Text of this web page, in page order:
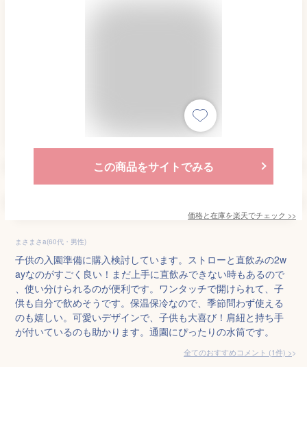
この商品をサイトでみる
価格と在庫を楽天でチェック >>
まさまさa(60代・男性)
子供の入園準備に購入検討しています。ストローと直飲みの2w
ayなのがすごく良い！まだ上手に直飲みできない時もあるので
、使い分けられるのが便利です。ワンタッチで開けられて、子
供も自分で飲めそうです。保温保冷なので、季節問わず使える
のも嬉しい。可愛いデザインで、子供も大喜び！肩紐と持ち手
が付いているのも助かります。通園にぴったりの水筒です。
全てのおすすめコメント (1件) >